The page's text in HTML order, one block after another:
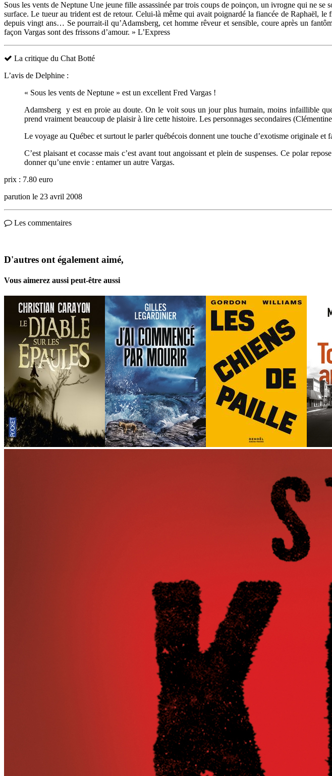
Sous les vents de Neptune Une jeune fille assassinée par trois coups de poinçon, un ivrogne qui ne
surface. Le tueur au trident est de retour. Celui-là même qui avait poignardé la fiancée de Raphaël,
depuis vingt ans… Se pourrait-il qu’Adamsberg, cet homme rêveur et sensible, coure après un
façon Vargas sont des frissons d’amour. » L’Express
La critique du Chat Botté
L’avis de Delphine :
« Sous les vents de Neptune » est un excellent Fred Vargas !
Adamsberg y est en proie au doute. On le voit sous un jour plus humain, moins infaillible
prend vraiment beaucoup de plaisir à lire cette histoire. Les personnages secondaires
Le voyage au Québec et surtout le parler québécois donnent une touche d’exotisme originale et
C’est plaisant et cocasse mais c’est avant tout angoissant et plein de suspenses. Ce polar
donner qu’une envie : entamer un autre Vargas.
prix : 7.80 euro
parution le 23 avril 2008
Les commentaires
D'autres ont également aimé,
Vous aimerez aussi peut-être aussi